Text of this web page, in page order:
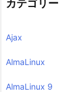
カテゴリー
Ajax
AlmaLinux
AlmaLinux 9